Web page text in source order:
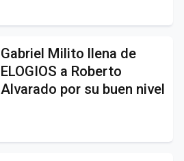
Gabriel Milito llena de
ELOGIOS a Roberto
Alvarado por su buen nivel